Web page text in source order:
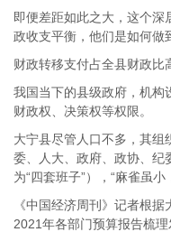
即便差距如此之大，这个
政收支平衡，他们是如何做
财政转移支付占全县财政比
我国当下的县级政府，机构
财政权、决策权等权限。
大宁县尽管人口不多，其组
委、人大、政府、政协、纪
为“四套班子”），“麻雀虽小
《中国经济周刊》记者根
2021年各部门预算报告梳